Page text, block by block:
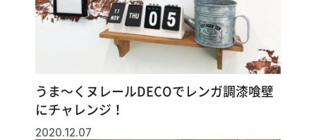
うま～くヌレールDECOでレンガ調漆喰壁
にチャレンジ！
2020.12.07